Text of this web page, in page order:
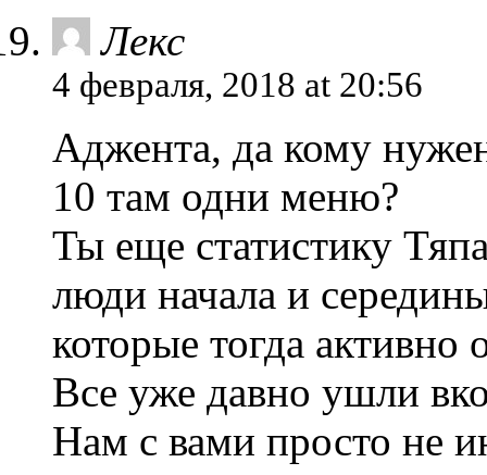
Лекс
4 февраля, 2018 at 20:56
Аджента, да кому
10 там одни меню?
Ты еще статистику
люди начала и
которые тогда
Все уже давно ушли
Нам с вами просто не